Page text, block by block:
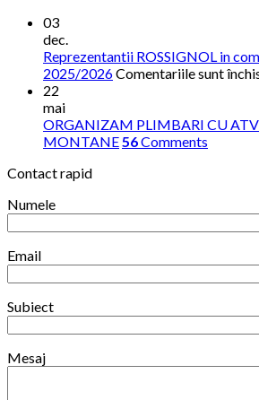
03
dec.
Reprezentantii ROSSIGNOL in
2025/2026Comentariile sunt
22
mai
ORGANIZAM PLIMBARI CU ATV
MONTANE56Comments
Contact rapid
Numele
Email
Subiect
Mesaj